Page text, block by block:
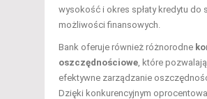
wysokość i okres spłaty kredytu do
możliwości finansowych.
Bank oferuje również różnorodne
oszczędnościowe , które
efektywne zarządzanie
Dzięki konkurencyjnym